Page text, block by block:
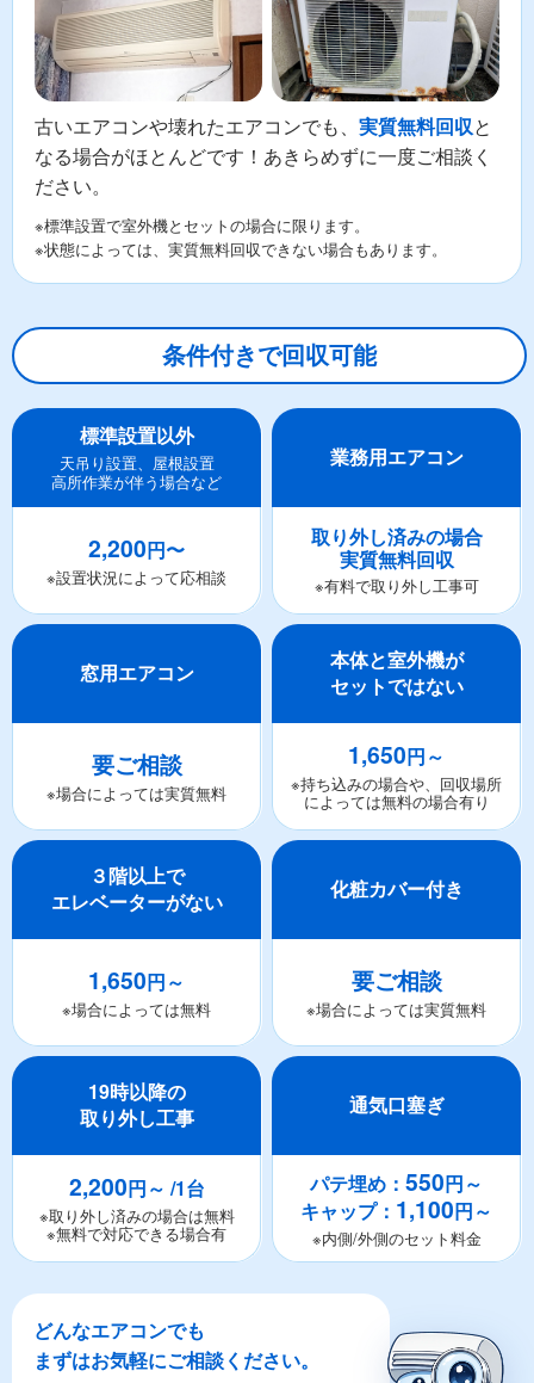
古いエアコンや壊れたエアコンでも、 実質無料回収と
なる場合がほとんどです！あきらめずに一度ご相談く
ださい。
※標準設置で室外機とセットの場合に限ります。
※状態によっては、実質無料回収できない場合もあります。
条件付きで回収可能
標準設置以外
天吊り設置、屋根設置
高所作業が伴う場合など
2,200円〜
※設置状況によって応相談
業務用エアコン
取り外し済みの場合
実質無料回収
※有料で取り外し工事可
窓用エアコン
要ご相談
※場合によっては実質無料
本体と室外機が
セットではない
1,650円～
※持ち込みの場合や、回収場所
によっては無料の場合有り
３階以上で
エレベーターがない
1,650円～
※場合によっては無料
化粧カバー付き
要ご相談
※場合によっては実質無料
19時以降の
取り外し工事
2,200円～ /1台
※取り外し済みの場合は無料
※無料で対応できる場合有
通気口塞ぎ
パテ埋め：550円～
キャップ： 1,100円～
※内側/外側のセット料金
どんなエアコンでも
まずはお気軽にご相談ください。